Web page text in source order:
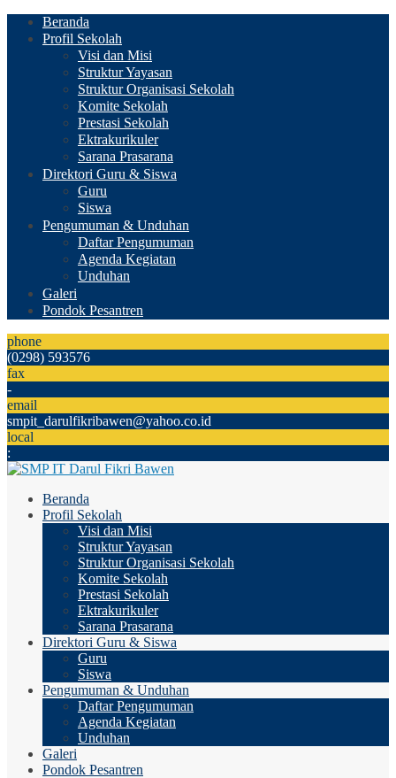
Beranda
Profil Sekolah
Visi dan Misi
Struktur Yayasan
Struktur Organisasi Sekolah
Komite Sekolah
Prestasi Sekolah
Ektrakurikuler
Sarana Prasarana
Direktori Guru & Siswa
Guru
Siswa
Pengumuman & Unduhan
Daftar Pengumuman
Agenda Kegiatan
Unduhan
Galeri
Pondok Pesantren
phone
(0298) 593576
fax
-
email
smpit_darulfikribawen@yahoo.co.id
local
:
Beranda
Profil Sekolah
Visi dan Misi
Struktur Yayasan
Struktur Organisasi Sekolah
Komite Sekolah
Prestasi Sekolah
Ektrakurikuler
Sarana Prasarana
Direktori Guru & Siswa
Guru
Siswa
Pengumuman & Unduhan
Daftar Pengumuman
Agenda Kegiatan
Unduhan
Galeri
Pondok Pesantren